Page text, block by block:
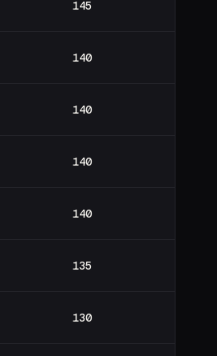
145
140
140
140
140
135
130